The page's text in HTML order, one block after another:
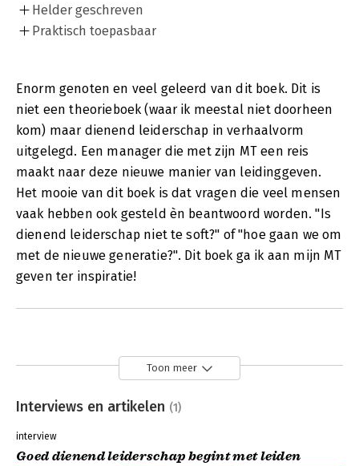
Helder geschreven
Praktisch toepasbaar
Enorm genoten en veel geleerd van dit boek. Dit is
niet een theorieboek (waar ik meestal niet doorheen
kom) maar dienend leiderschap in verhaalvorm
uitgelegd. Een manager die met zijn MT een reis
maakt naar deze nieuwe manier van leidinggeven.
Het mooie van dit boek is dat vragen die veel mensen
vaak hebben ook gesteld èn beantwoord worden. "Is
dienend leiderschap niet te soft?" of "hoe gaan we om
met de nieuwe generatie?". Dit boek ga ik aan mijn MT
geven ter inspiratie!
Toon meer
Interviews en artikelen (1)
interview
Goed dienend leiderschap begint met leiden